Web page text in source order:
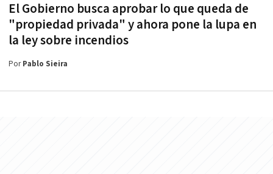
El Gobierno busca aprobar lo que queda de
"propiedad privada" y ahora pone la lupa en
la ley sobre incendios
PorPablo Sieira